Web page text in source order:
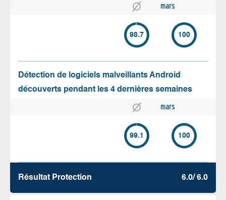
mars
98.7 100
Détection de logiciels malveillants Android
découverts pendant les 4 dernières semaines
mars
99.1 100
Résultat Protection 6.0/ 6.0